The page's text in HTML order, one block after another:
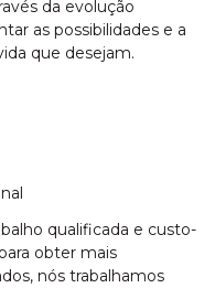
da evolução
as possibilidades e a
que desejam.
qualificada e custo-
obter mais
nós trabalhamos